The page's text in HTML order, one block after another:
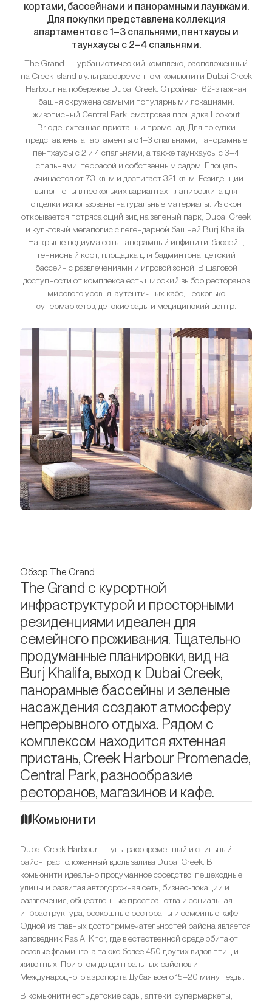
кортами, бассейнами и панорамными лаунжами.
Для покупки представлена коллекция
апартаментов с 1–3 спальнями, пентхаусы и
таунхаусы с 2–4 спальнями.
The Grand — урбанистический комплекс, расположенный
на Creek Island в ультрасовременном комьюнити Dubai Creek
Harbour на побережье Dubai Creek. Стройная, 62-этажная
башня окружена самыми популярными локациями:
живописный Central Park, смотровая площадка Lookout
Bridge, яхтенная пристань и променад. Для покупки
представлены апартаменты с 1–3 спальнями, панорамные
пентхаусы с 2 и 4 спальнями, а также таунхаусы с 3–4
спальнями, террасой и собственным садом. Площадь
начинается от 73 кв. м и достигает 321 кв. м. Резиденции
выполнены в нескольких вариантах планировки, а для
отделки использованы натуральные материалы. Из окон
открывается потрясающий вид на зеленый парк, Dubai Creek
и культовый мегаполис с легендарной башней Burj Khalifa.
На крыше подиума есть панорамный инфинити-бассейн,
теннисный корт, площадка для бадминтона, детский
бассейн с развлечениями и игровой зоной. В шаговой
доступности от комплекса есть широкий выбор ресторанов
мирового уровня, аутентичных кафе, несколько
супермаркетов, детские сады и медицинский центр.
Обзор The Grand
The Grand с курортной
инфраструктурой и просторными
резиденциями идеален для
семейного проживания. Тщательно
продуманные планировки, вид на
Burj Khalifa, выход к Dubai Creek,
панорамные бассейны и зеленые
насаждения создают атмосферу
непрерывного отдыха. Рядом с
комплексом находится яхтенная
пристань, Creek Harbour Promenade,
Central Park, разнообразие
ресторанов, магазинов и кафе.
Комьюнити
Dubai Creek Harbour — ультрасовременный и стильный
район, расположенный вдоль залива Dubai Creek. В
комьюнити идеально продуманное соседство: пешеходные
улицы и развитая автодорожная сеть, бизнес-локации и
развлечения, общественные пространства и социальная
инфраструктура, роскошные рестораны и семейные кафе.
Одной из главных достопримечательностей района является
заповедник Ras Al Khor, где в естественной среде обитают
розовые фламинго, а также более 450 других видов птиц и
животных. При этом до центральных районов и
Международного аэропорта Дубая всего 15–20 минут езды.
В комьюнити есть детские сады, аптеки, супермаркеты,